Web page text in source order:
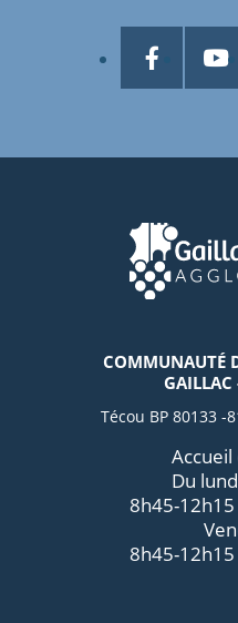
COMMUNAUTÉ
GAILLAC
Técou BP 80133 -
Accueil
Du
8h45-
8h45-